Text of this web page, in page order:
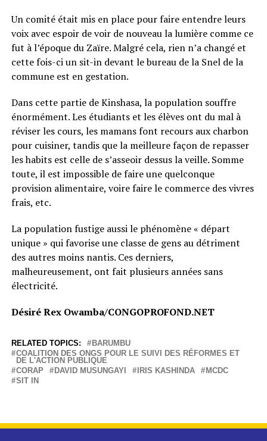
Un comité était mis en place pour faire entendre leurs
voix avec espoir de voir de nouveau la lumière comme ce
fut à l’époque du Zaïre. Malgré cela, rien n’a changé et
cette fois-ci un sit-in devant le bureau de la Snel de la
commune est en gestation.
Dans cette partie de Kinshasa, la population souffre
énormément. Les étudiants et les élèves ont du mal à
réviser les cours, les mamans font recours aux charbon
pour cuisiner, tandis que la meilleure façon de repasser
les habits est celle de s’asseoir dessus la veille. Somme
toute, il est impossible de faire une quelconque
provision alimentaire, voire faire le commerce des vivres
frais, etc.
La population fustige aussi le phénomène « départ
unique » qui favorise une classe de gens au détriment
des autres moins nantis. Ces derniers,
malheureusement, ont fait plusieurs années sans
électricité.
Désiré Rex Owamba/CONGOPROFOND.NET
RELATED TOPICS:
BARUMBU
COALITION DES ONGS POUR LE SUIVI DES RÉFORMES ET
DE L'ACTION PUBLIQUE
CORAP
DAVID MUSUNGAYI IRIS KASHINDA
MCDC
SIT IN